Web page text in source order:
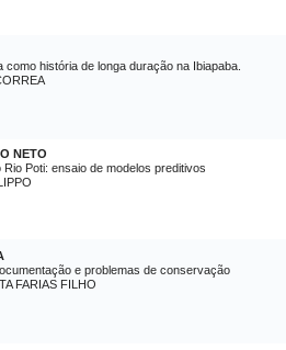
como história de longa duração na Ibiapaba.
NETO
Poti: ensaio de modelos preditivos
e problemas de conservação
FARIAS FILHO